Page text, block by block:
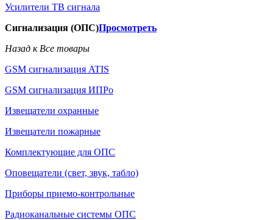
Усилители ТВ сигнала
Сигнализация (ОПС)Просмотреть
Назад к Все товары
GSM сигнализация ATIS
GSM сигнализация ИПРо
Извещатели охранные
Извещатели пожарные
Комплектующие для ОПС
Оповещатели (свет, звук, табло)
Приборы приемо-контрольные
Радиоканальные системы ОПС